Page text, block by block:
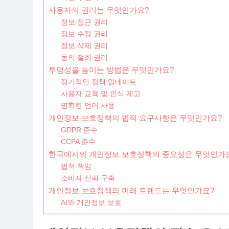
사용자의 권리는 무엇인가요?
정보 접근 권리
정보 수정 권리
정보 삭제 권리
동의 철회 권리
투명성을 높이는 방법은 무엇인가요?
정기적인 정책 업데이트
사용자 교육 및 인식 제고
명확한 언어 사용
개인정보 보호정책의 법적 요구사항은 무엇인가요?
GDPR 준수
CCPA 준수
한국에서의 개인정보 보호정책의 중요성은 무엇인가
법적 책임
소비자 신뢰 구축
개인정보 보호정책의 미래 트렌드는 무엇인가요?
AI와 개인정보 보호